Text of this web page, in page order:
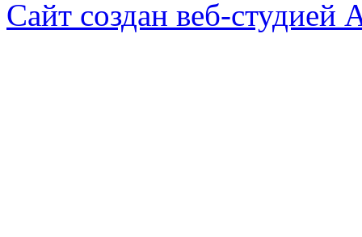
Сайт создан веб-студией